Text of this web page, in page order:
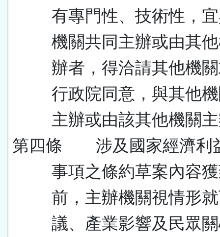
有專門性、技術性，
機關共同主辦或由其
辦者，得洽請其他機
行政院同意，與其他
主辦或由該其他機關
第四條 涉及國家經濟利
事項之條約草案內容
前，主辦機關視情形
議、產業影響及民眾